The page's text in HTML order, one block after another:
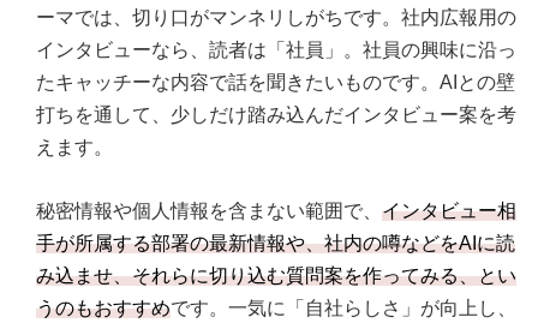
ーマでは、切り口がマンネリしがちです。社内広報用の
インタビューなら、読者は「社員」。社員の興味に沿っ
たキャッチーな内容で話を聞きたいものです。AIとの壁
打ちを通して、少しだけ踏み込んだインタビュー案を考
えます。
秘密情報や個人情報を含まない範囲で、 インタビュー相
手が所属する部署の最新情報や、社内の噂などをAIに読
み込ませ、それらに切り込む質問案を作ってみる、とい
うのもおすすめです。一気に「自社らしさ」が向上し、